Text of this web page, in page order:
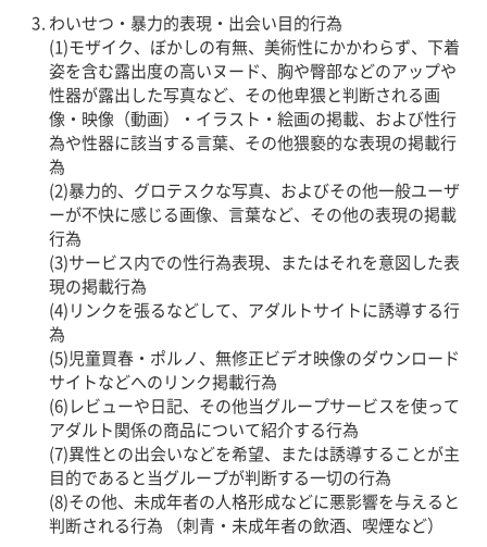
わいせつ・暴力的表現・出会い目的行為
(1)モザイク、ぼかしの有無、美術性にかかわらず、下着
姿を含む露出度の高いヌード、胸や臀部などのアップや
性器が露出した写真など、その他卑猥と判断される画
像・映像（動画）・イラスト・絵画の掲載、および性行
為や性器に該当する言葉、その他猥褻的な表現の掲載行
為
(2)暴力的、グロテスクな写真、およびその他一般ユーザ
ーが不快に感じる画像、言葉など、その他の表現の掲載
行為
(3)サービス内での性行為表現、またはそれを意図した表
現の掲載行為
(4)リンクを張るなどして、アダルトサイトに誘導する行
為
(5)児童買春・ポルノ、無修正ビデオ映像のダウンロード
サイトなどへのリンク掲載行為
(6)レビューや日記、その他当グループサービスを使って
アダルト関係の商品について紹介する行為
(7)異性との出会いなどを希望、または誘導することが主
目的であると当グループが判断する一切の行為
(8)その他、未成年者の人格形成などに悪影響を与えると
判断される行為 （刺青・未成年者の飲酒、喫煙など）